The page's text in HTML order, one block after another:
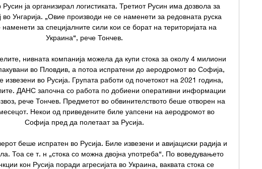
Русин ја организирал логистиката. Третиот Русин има дозвола за
во Унгарија. „Овие производи не се наменети за редовната руска
за специјалните сили кои се борат на територијата на
Украина“, рече Тончев.
нивната компанија можела да купи стока за околу 4 милиони
во Пловдив, а потоа испратени до аеродромот во Софија,
извезени во Русија. Групата работи од почетокот на 2021 година,
ДАНС започна со работа по добиени оперативни информации
рече Тончев. Предметот во обвинителството беше отворен на
Некои од приведените биле уапсени на аеродромот во
Софија пред да полетаат за Русија.
беше испратен во Русија. Биле извезени и авијациски радија и
Тоа се т. н „стока со можна двојна употреба“. По воведувањето
кон Русија поради агресијата во Украина, ваквата стока се